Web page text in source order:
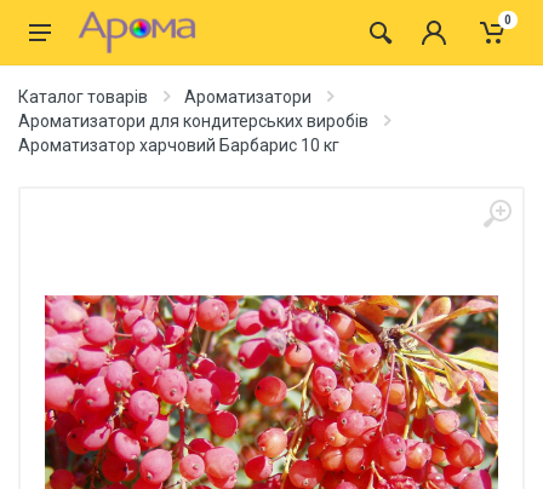
0
Каталог товарів
Ароматизатори
Ароматизатори для кондитерських виробів
Ароматизатор харчовий Барбарис 10 кг